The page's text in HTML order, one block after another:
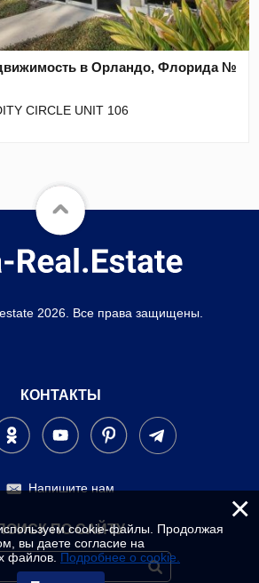
в Орландо, Флорида №
CIRCLE UNIT 106
2026. Все права защищены.
КОНТАКТЫ
Напишите нам
ПО САЙТУ
×
cookie-файлы. Продолжая
вы даете согласие на
файлов. Подробнее о cookie.